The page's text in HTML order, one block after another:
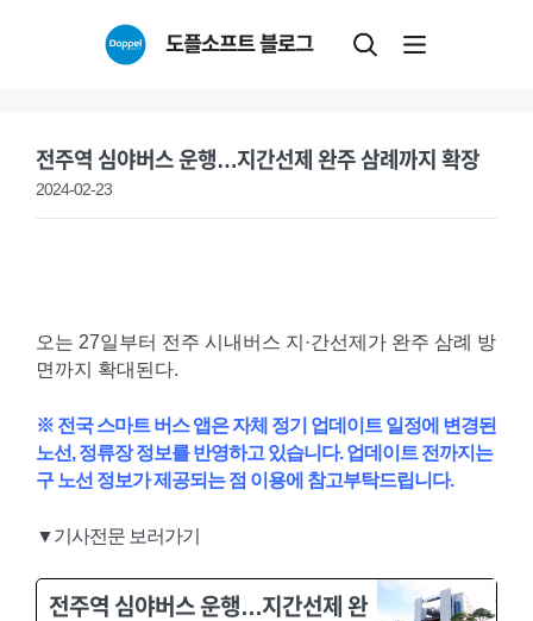
도플소프트 블로그
전주역 심야버스 운행…지간선제 완주 삼례까지 확장
2024-02-23
오는 27일부터 전주 시내버스 지·간선제가 완주 삼례 방
면까지 확대된다.
※ 전국 스마트 버스 앱은 자체 정기 업데이트 일정에 변경된
노선, 정류장 정보를 반영하고 있습니다. 업데이트 전까지는
구 노선 정보가 제공되는 점 이용에 참고부탁드립니다.
▼기사전문 보러가기
전주역 심야버스 운행…지간선제 완